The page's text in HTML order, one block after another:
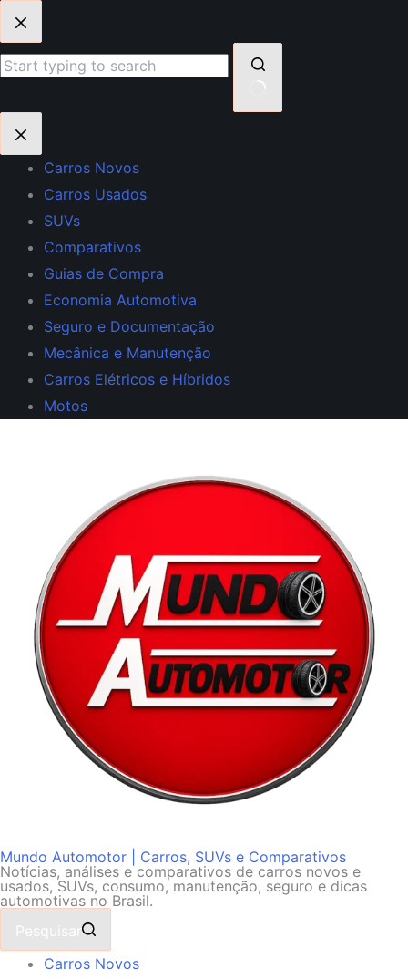
para
o
resultados
Carros Novos
Carros Usados
SUVs
Comparativos
Guias de Compra
Economia Automotiva
Seguro e Documentação
Mecânica e Manutenção
Carros Elétricos e Híbridos
Motos
Mundo Automotor | Carros, SUVs e Comparativos
Notícias, análises e comparativos de carros novos e
usados, SUVs, consumo, manutenção, seguro e dicas
automotivas no Brasil.
Pesquisar
Carros Novos